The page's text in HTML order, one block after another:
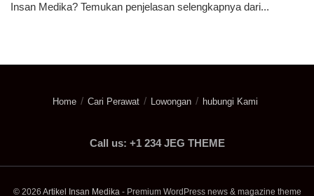
Insan Medika? Temukan penjelasan selengkapnya dari...
Home Cari Perawat Lowongan hubungi Kami
Call us: +1 234 JEG THEME
© 2026 Artikel Insan Medika- Premium WordPress news & magazine theme